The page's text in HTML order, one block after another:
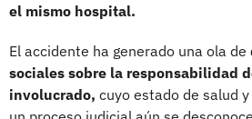
el mismo hospital.
El accidente ha generado una ola de
sociales sobre la responsabilidad
involucrado, cuyo estado de salud